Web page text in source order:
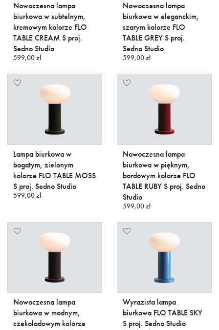
Nowoczesna lampa
biurkowa w subtelnym,
kremowym kolorze FLO
TABLE CREAM S proj.
Sedno Studio
599,00 zł
Nowoczesna lampa
biurkowa w eleganckim,
szarym kolorze FLO
TABLE GREY S proj.
Sedno Studio
599,00 zł
Lampa biurkowa w
bogatym, zielonym
kolorze FLO TABLE MOSS
S proj. Sedno Studio
599,00 zł
Nowoczesna lampa
biurkowa w pięknym,
bordowym kolorze FLO
TABLE RUBY S proj. Sedno
Studio
599,00 zł
Nowoczesna lampa
biurkowa w modnym,
czekoladowym kolorze
Wyrazista lampa
biurkowa FLO TABLE SKY
S proj. Sedno Studio